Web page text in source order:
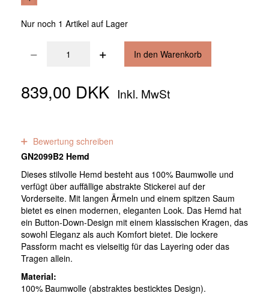
Nur noch 1 Artikel auf Lager
In den Warenkorb
839,00 DKK Inkl. MwSt
Bewertung schreiben
GN2099B2 Hemd
Dieses stilvolle Hemd besteht aus 100% Baumwolle und
verfügt über auffällige abstrakte Stickerei auf der
Vorderseite. Mit langen Ärmeln und einem spitzen Saum
bietet es einen modernen, eleganten Look. Das Hemd hat
ein Button-Down-Design mit einem klassischen Kragen, das
sowohl Eleganz als auch Komfort bietet. Die lockere
Passform macht es vielseitig für das Layering oder das
Tragen allein.
Material:
100% Baumwolle (abstraktes besticktes Design).